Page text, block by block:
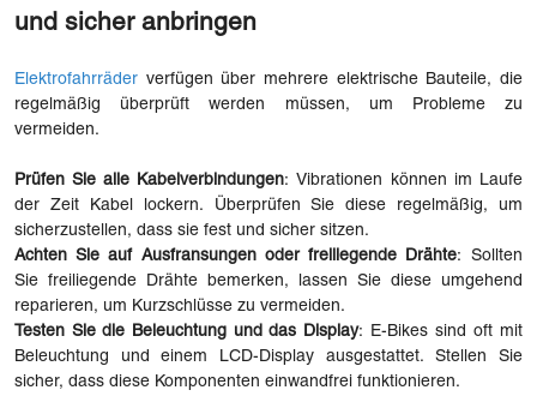
und sicher anbringen
Elektrofahrräder verfügen über mehrere elektrische Bauteile, die
regelmäßig überprüft werden müssen, um Probleme zu
vermeiden.
Prüfen Sie alle Kabelverbindungen: Vibrationen können im Laufe
der Zeit Kabel lockern. Überprüfen Sie diese regelmäßig, um
sicherzustellen, dass sie fest und sicher sitzen.
Achten Sie auf Ausfransungen oder freiliegende Drähte: Sollten
Sie freiliegende Drähte bemerken, lassen Sie diese umgehend
reparieren, um Kurzschlüsse zu vermeiden.
Testen Sie die Beleuchtung und das Display: E-Bikes sind oft mit
Beleuchtung und einem LCD-Display ausgestattet. Stellen Sie
sicher, dass diese Komponenten einwandfrei funktionieren.